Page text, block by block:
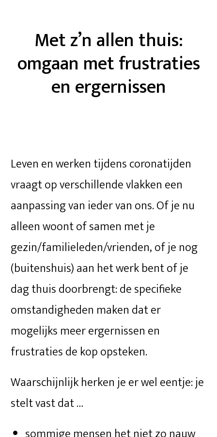
Met z’n allen thuis:
omgaan met frustraties
en ergernissen
Leven en werken tijdens coronatijden
vraagt op verschillende vlakken een
aanpassing van ieder van ons. Of je nu
alleen woont of samen met je
gezin/familieleden/vrienden, of je nog
(buitenshuis) aan het werk bent of je
dag thuis doorbrengt: de specifieke
omstandigheden maken dat er
mogelijks meer ergernissen en
frustraties de kop opsteken.
Waarschijnlijk herken je er wel eentje: je
stelt vast dat …